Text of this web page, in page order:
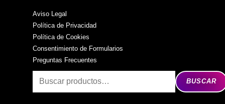
Aviso Legal
Política de Privacidad
Política de Cookies
Consentimiento de Formularios
Preguntas Frecuentes
BUSCAR